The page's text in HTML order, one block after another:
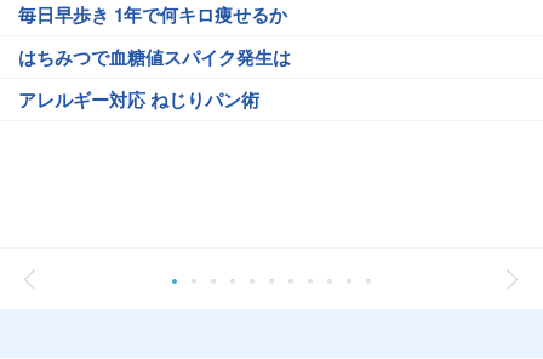
毎日早歩き 1年で何キロ痩せるか
はちみつで血糖値スパイク発生は
アレルギー対応 ねじりパン術